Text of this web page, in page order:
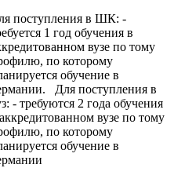
поступления в ШК: -
1 год обучения в
вузе по тому
по которому
обучение в
Для поступления в
- требуются 2 года обучения
вузе по тому
по которому
обучение в